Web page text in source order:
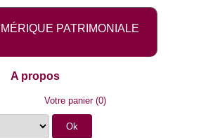
PATRIMONIALE
A propos
Votre panier(0)